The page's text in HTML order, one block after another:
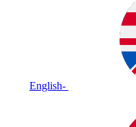
English-